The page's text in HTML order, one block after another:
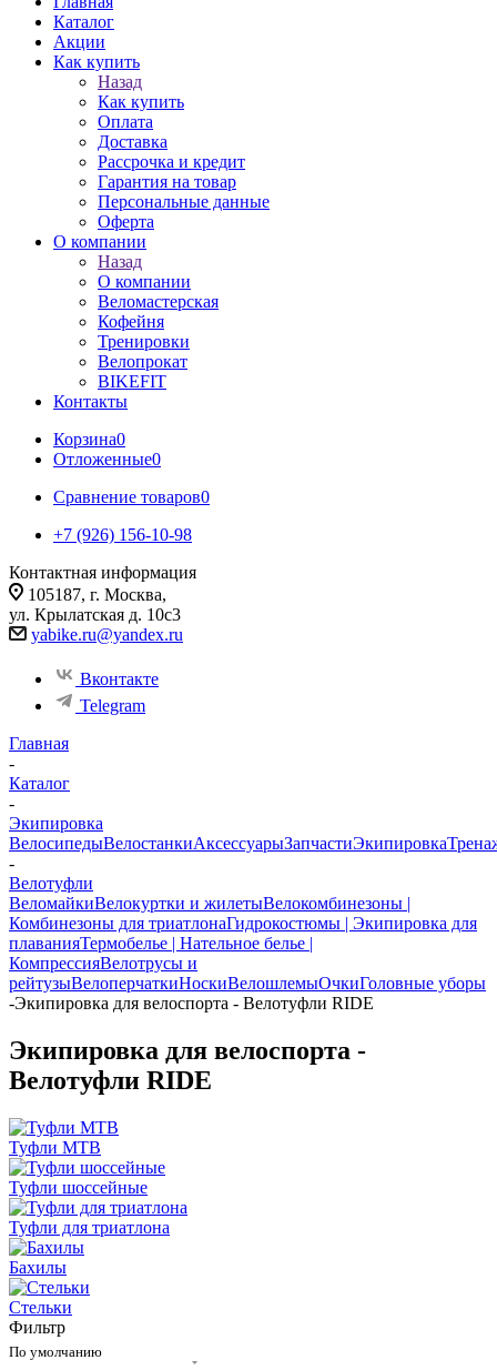
Каталог
Акции
Как купить
Назад
Как купить
Оплата
Доставка
Рассрочка и кредит
Гарантия на товар
Персональные данные
Оферта
О компании
Назад
О компании
Веломастерская
Кофейня
Тренировки
Велопрокат
BIKEFIT
Контакты
Корзина0
Отложенные0
Сравнение товаров0
+7 (926) 156-10-98
Контактная информация
105187, г. Москва,
ул. Крылатская д. 10с3
yabike.ru@yandex.ru
Вконтакте
Telegram
Главная
-
Каталог
-
Экипировка
ВелосипедыВелостанкиАксессуарыЗапчастиЭкипировка
-
Велотуфли
ВеломайкиВелокуртки и жилетыВелокомбинезоны |
Комбинезоны для триатлонаГидрокостюмы | Экипировка для
плаванияТермобелье | Нательное белье |
КомпрессияВелотрусы и
рейтузыВелоперчаткиНоскиВелошлемыОчкиГоловные уборы
-Экипировка для велоспорта - Велотуфли RIDE
Экипировка для велоспорта -
Велотуфли RIDE
Туфли MTB
Туфли шоссейные
Туфли для триатлона
Бахилы
Стельки
Фильтр
По умолчанию